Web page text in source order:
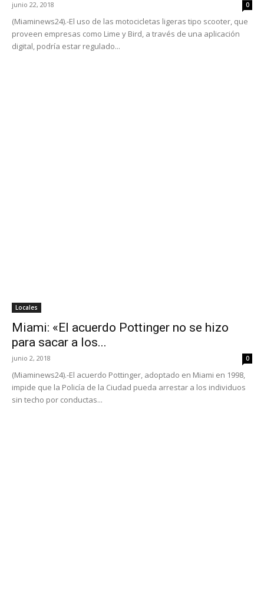
junio 22, 2018 0
(Miaminews24).-El uso de las motocicletas ligeras tipo scooter, que
proveen empresas como Lime y Bird, a través de una aplicación
digital, podría estar regulado...
Locales
Miami: «El acuerdo Pottinger no se hizo
para sacar a los...
junio 2, 2018 0
(Miaminews24).-El acuerdo Pottinger, adoptado en Miami en 1998,
impide que la Policía de la Ciudad pueda arrestar a los individuos
sin techo por conductas...